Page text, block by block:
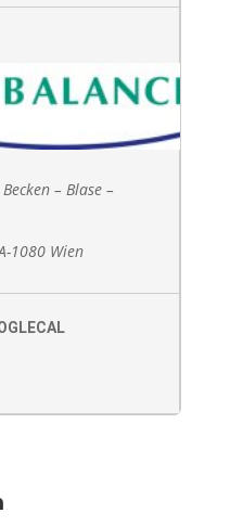
– Blase –
1080 Wien